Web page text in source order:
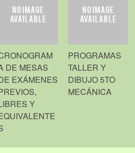
DE MESAS
EXÁMENES
Y
PROGRAMAS
TALLER Y
DIBUJO 5TO
MECÁNICA